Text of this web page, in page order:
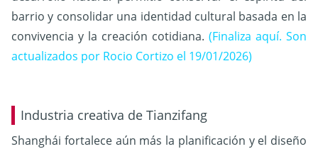
barrio y consolidar una identidad cultural basada en la
convivencia y la creación cotidiana. (Finaliza aquí. Son
actualizados por Rocio Cortizo el 19/01/2026)
Industria creativa de Tianzifang
Shanghái fortalece aún más la planificación y el diseño